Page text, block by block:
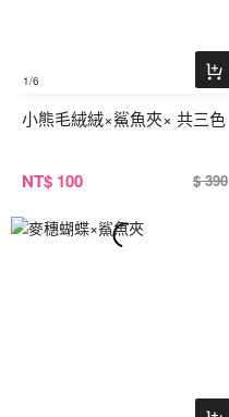
1/6
小熊毛絨絨×鯊魚夾× 共三色
NT$ 100 $ 390